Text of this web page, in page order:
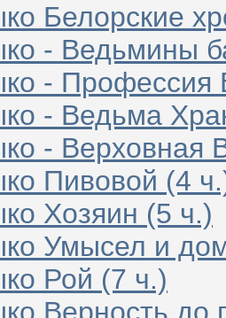
Белорские
- Ведьмины
- Профессия
- Ведьма
- Верховная
Пивовой (4
Хозяин (5 ч.)
Умысел и
Рой (7 ч.)